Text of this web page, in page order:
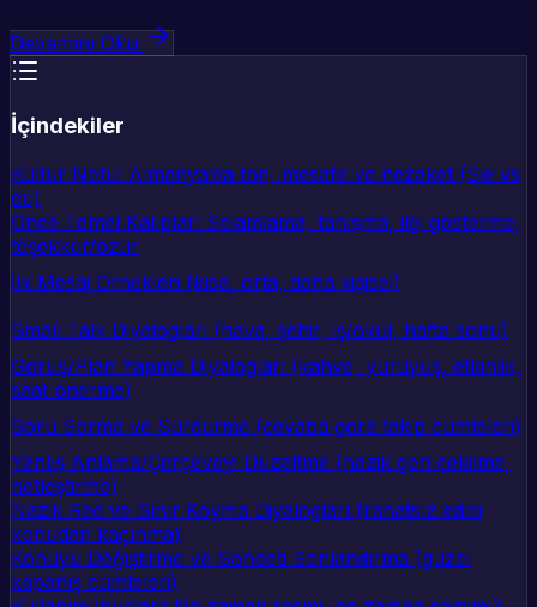
Devamını Oku
İçindekiler
Kültür Notu: Almanya’da ton, mesafe ve nezaket (Sie vs
du)
Önce Temel Kalıplar: Selamlama, tanışma, ilgi gösterme,
teşekkür/özür
İlk Mesaj Örnekleri (kısa, orta, daha kişisel)
Small Talk Diyalogları (hava, şehir, iş/okul, hafta sonu)
Görüş/Plan Yapma Diyalogları (kahve, yürüyüş, etkinlik,
saat önerme)
Soru Sorma ve Sürdürme (cevaba göre takip cümleleri)
Yanlış Anlama/Çerçeveyi Düzeltme (nazik geri çekilme,
netleştirme)
Nazik Red ve Sınır Koyma Diyalogları (rahatsız edici
konudan kaçınma)
Konuyu Değiştirme ve Sohbeti Sonlandırma (güzel
kapanış cümleleri)